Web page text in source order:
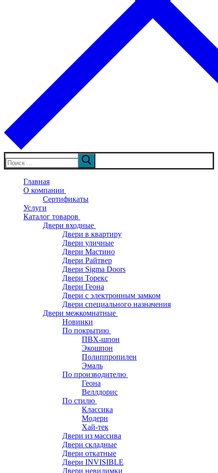
Искать:
Главная
О компании
Сертификаты
Услуги
Каталог товаров
Двери входные
Двери в квартиру
Двери уличные
Двери Мастино
Двери Райтвер
Двери Sigma Doors
Двери Торекс
Двери Геона
Двери с электронным замком
Двери специального назначения
Двери межкомнатные
Новинки
По покрытию
ПВХ-шпон
Экошпон
Полиппропилен
Эмаль
По производителю
Геона
Веллдорис
По стилю
Классика
Модерн
Хай-тек
Двери из массива
Двери складные
Двери откатные
Двери INVISIBLE
Двери невидимки